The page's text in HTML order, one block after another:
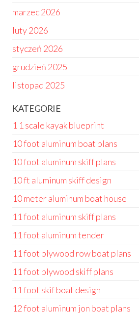
marzec 2026
luty 2026
styczeń 2026
grudzień 2025
listopad 2025
KATEGORIE
1 1 scale kayak blueprint
10 foot aluminum boat plans
10 foot aluminum skiff plans
10 ft aluminum skiff design
10 meter aluminum boat house
11 foot aluminum skiff plans
11 foot aluminum tender
11 foot plywood row boat plans
11 foot plywood skiff plans
11 foot skif boat design
12 foot aluminum jon boat plans